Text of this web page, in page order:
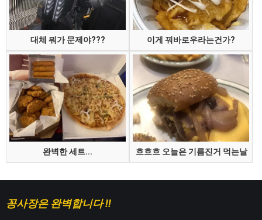
대체 뭐가 문제야??? 이게 꿔바로우라는건가?
완벽한 세트... 흐흐흐 오늘은 기름진거 먹는날
꽁사장은 완벽합니다 !!